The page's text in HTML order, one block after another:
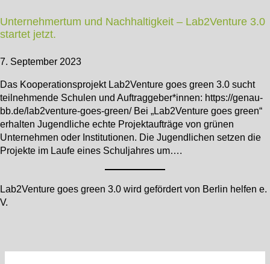
Unternehmertum und Nachhaltigkeit – Lab2Venture 3.0
startet jetzt.
7. September 2023
Das Kooperationsprojekt Lab2Venture goes green 3.0 sucht
teilnehmende Schulen und Auftraggeber*innen: https://genau-
bb.de/lab2venture-goes-green/ Bei „Lab2Venture goes green“
erhalten Jugendliche echte Projektaufträge von grünen
Unternehmen oder Institutionen. Die Jugendlichen setzen die
Projekte im Laufe eines Schuljahres um….
Lab2Venture goes green 3.0 wird gefördert von Berlin helfen e.
V.